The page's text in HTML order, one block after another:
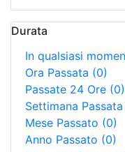
Durata
In qualsiasi
Ora Passata (0)
Passate 24 Ore (0)
Settimana Passata
Mese Passato (0)
Anno Passato (0)